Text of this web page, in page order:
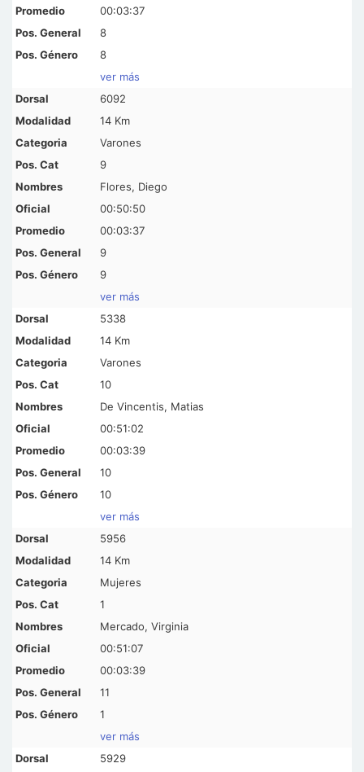
00:03:37
8
8
ver más
6092
14 Km
Varones
9
Flores, Diego
00:50:50
00:03:37
9
9
ver más
5338
14 Km
Varones
10
De Vincentis, Matias
00:51:02
00:03:39
10
10
ver más
5956
14 Km
Mujeres
1
Mercado, Virginia
00:51:07
00:03:39
11
1
ver más
5929